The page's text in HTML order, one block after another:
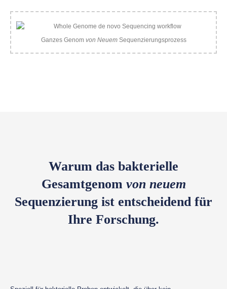
Ganzes Genom von NeuemSequenzierungsprozess
Warum das bakterielle
Gesamtgenom von neuem
Sequenzierung ist entscheidend für
Ihre Forschung.